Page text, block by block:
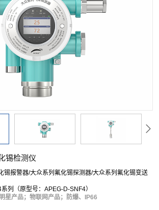
锡检测仪
锡报警器/大众系列氟化锡探测器/大众系列氟化锡变送
列（原型号：APEG-D-SNF4）
星产品；物联网产品；防爆、IP66